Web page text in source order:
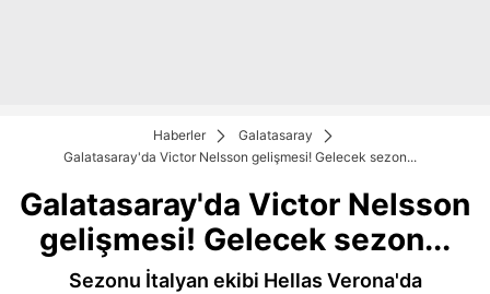
Haberler
Galatasaray
Galatasaray'da Victor Nelsson gelişmesi! Gelecek sezon...
Galatasaray'da Victor Nelsson
gelişmesi! Gelecek sezon...
Sezonu İtalyan ekibi Hellas Verona'da